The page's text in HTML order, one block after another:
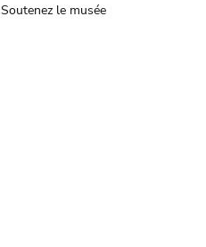
Soutenez le musée